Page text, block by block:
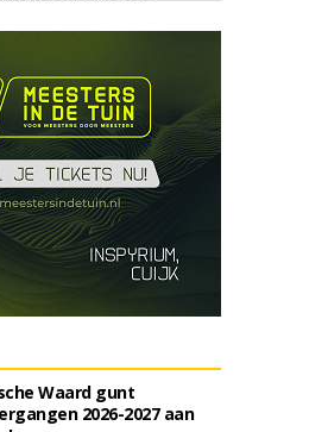
Waard gunt
2026-2027 aan